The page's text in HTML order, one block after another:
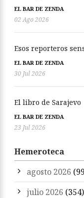
EL BAR DE ZENDA
02 Ago 2026
Esos reporteros
EL BAR DE ZENDA
30 Jul 2026
El libro de Sarajevo
EL BAR DE ZENDA
23 Jul 2026
Hemeroteca
agosto 2026
julio 2026 (354)